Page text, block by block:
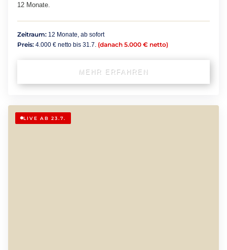
12 Monate.
Zeitraum: 12 Monate, ab sofort
Preis: 4.000 € netto bis 31.7. (danach 5.000 € netto)
MEHR ERFAHREN
LIVE AB 23.7.